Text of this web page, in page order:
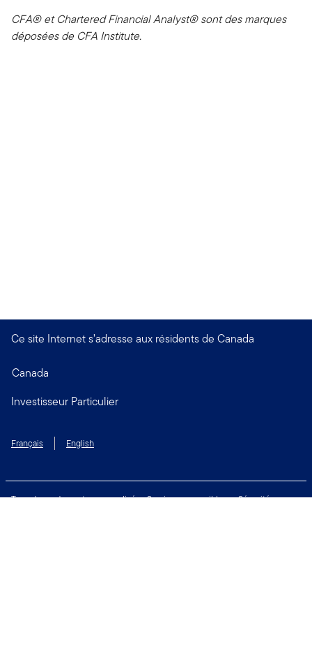
CFA® et Chartered Financial Analyst® sont des marques
déposées de CFA Institute.
Ce site Internet s’adresse aux résidents de Canada
Canada
Investisseur Particulier
Français English
Taux de rendement personnalisé Services accessibles
Sécurité